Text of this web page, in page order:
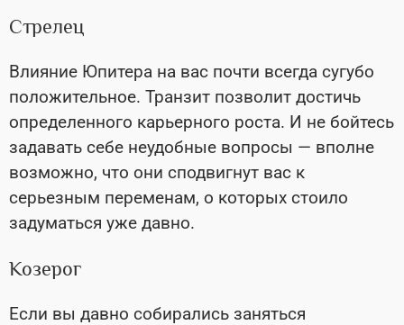
Стрелец
Влияние Юпитера на вас почти всегда сугубо
положительное. Транзит позволит достичь
определенного карьерного роста. И не бойтесь
задавать себе неудобные вопросы — вполне
возможно, что они сподвигнут вас к
серьезным переменам, о которых стоило
задуматься уже давно.
Козерог
Если вы давно собирались заняться